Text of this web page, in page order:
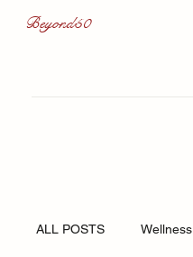
Beyond50
ALL POSTS Wellness